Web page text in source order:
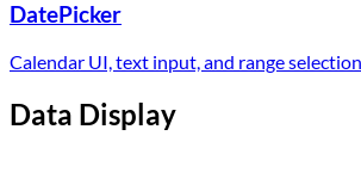
DatePicker
Calendar UI, text input, and range selection.
Data Display